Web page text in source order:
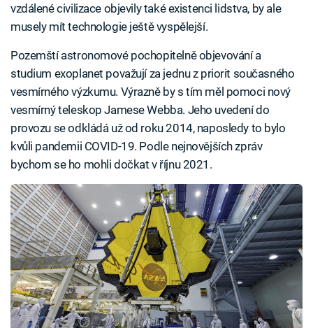
vzdálené civilizace objevily také existenci lidstva, by ale
musely mít technologie ještě vyspělejší.
Pozemští astronomové pochopitelně objevování a
studium exoplanet považují za jednu z priorit současného
vesmírného výzkumu. Výrazně by s tím měl pomoci nový
vesmírný teleskop Jamese Webba. Jeho uvedení do
provozu se odkládá už od roku 2014, naposledy to bylo
kvůli pandemii COVID-19. Podle nejnovějších zpráv
bychom se ho mohli dočkat v říjnu 2021.